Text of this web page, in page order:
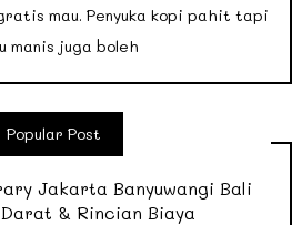
mau. Penyuka kopi pahit tapi
manis juga boleh
Popular Post
Jakarta Banyuwangi Bali
& Rincian Biaya